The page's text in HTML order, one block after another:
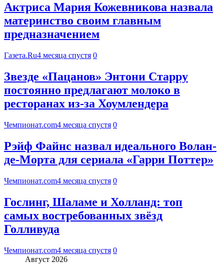
Актриса Мария Кожевникова назвала
материнство своим главным
предназначением
Газета.Ru4 месяца спустя 0
Звезде «Пацанов» Энтони Старру
постоянно предлагают молоко в
ресторанах из-за Хоумлендера
Чемпионат.com4 месяца спустя 0
Рэйф Файнс назвал идеального Волан-
де-Морта для сериала «Гарри Поттер»
Чемпионат.com4 месяца спустя 0
Гослинг, Шаламе и Холланд: топ
самых востребованных звёзд
Голливуда
Чемпионат.com4 месяца спустя 0
Август 2026